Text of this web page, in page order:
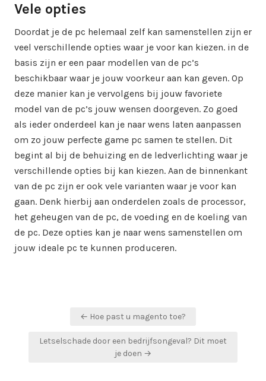
Vele opties
Doordat je de pc helemaal zelf kan samenstellen zijn er
veel verschillende opties waar je voor kan kiezen. in de
basis zijn er een paar modellen van de pc’s
beschikbaar waar je jouw voorkeur aan kan geven. Op
deze manier kan je vervolgens bij jouw favoriete
model van de pc’s jouw wensen doorgeven. Zo goed
als ieder onderdeel kan je naar wens laten aanpassen
om zo jouw perfecte game pc samen te stellen. Dit
begint al bij de behuizing en de ledverlichting waar je
verschillende opties bij kan kiezen. Aan de binnenkant
van de pc zijn er ook vele varianten waar je voor kan
gaan. Denk hierbij aan onderdelen zoals de processor,
het geheugen van de pc, de voeding en de koeling van
de pc. Deze opties kan je naar wens samenstellen om
jouw ideale pc te kunnen produceren.
← Hoe past u magento toe?
Letselschade door een bedrijfsongeval? Dit moet
je doen →